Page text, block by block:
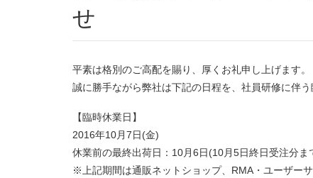
せ
平素は格別のご高配を賜り、厚くお礼申し上げます。
誠に勝手ながら弊社は下記の日程を、社員研修に伴う
【臨時休業日】
2016年10月7日(金)
休業前の最終出荷日：10月6日(10月5日終日受注分ま
※上記期間は通販ネットショップ、RMA・ユーザー